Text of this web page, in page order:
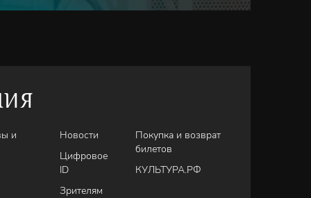
и
Новости
Цифровое
ID
Зрителям
Покупка и возврат
билетов
КУЛЬТУРА.РФ